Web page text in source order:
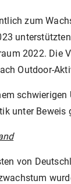
zum
2022.
Outdoor-
unter Beweis
von